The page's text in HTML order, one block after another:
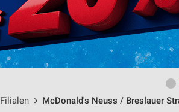
McDonald's Neuss / Breslauer